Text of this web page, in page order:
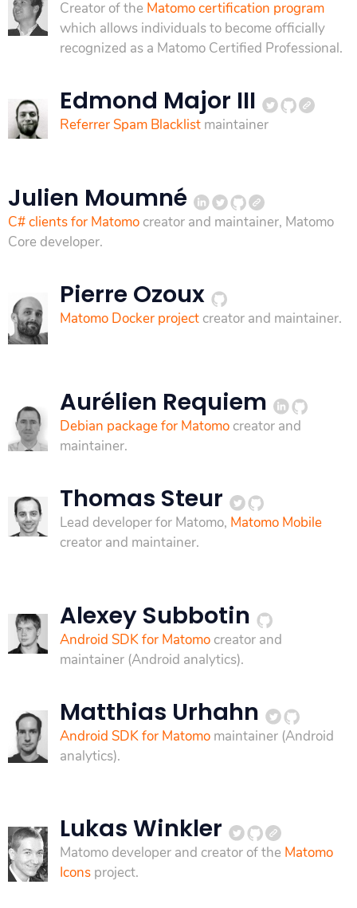
Creator of the Matomo certification program
which allows individuals to become officially
recognized as a Matomo Certified Professional.
Edmond Major III
Referrer Spam Blacklist maintainer
Julien Moumné
C# clients for Matomo creator and maintainer, Matomo
Core developer.
Pierre Ozoux
Matomo Docker project creator and maintainer.
Aurélien Requiem
Debian package for Matomo creator and
maintainer.
Thomas Steur
Lead developer for Matomo, Matomo Mobile
creator and maintainer.
Alexey Subbotin
Android SDK for Matomo creator and
maintainer (Android analytics).
Matthias Urhahn
Android SDK for Matomo maintainer (Android
analytics).
Lukas Winkler
Matomo developer and creator of the Matomo
Icons project.